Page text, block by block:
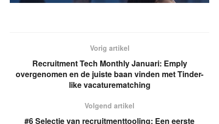
Vorig artikel
Recruitment Tech Monthly Januari: Emply
overgenomen en de juiste baan vinden met Tinder-
like vacaturematching
Volgend artikel
#6 Selectie van recruitmenttooling: Een eerste